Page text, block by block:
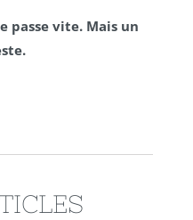
passe vite. Mais un